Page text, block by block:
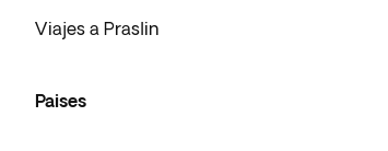
Viajes a Praslin
Paises